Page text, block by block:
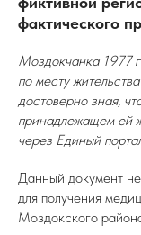
фактического
Моздокчанка 1977
по месту
достоверно зная,
принадлежащем ей
через Единый
Данный документ
для получения
Моздокского